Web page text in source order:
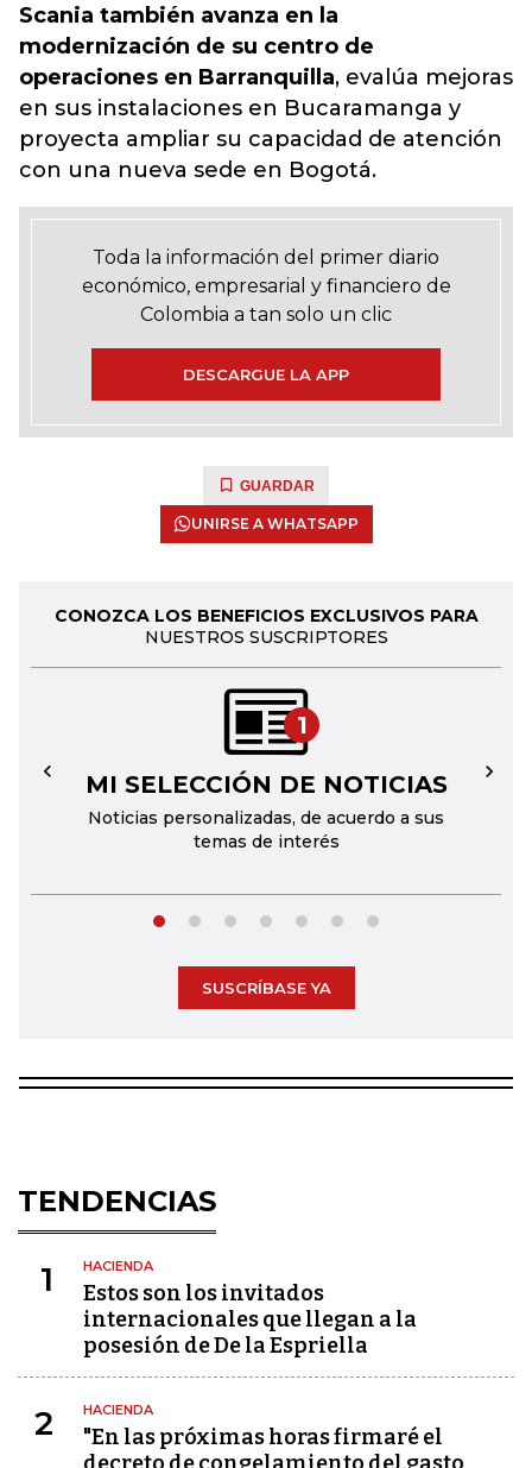
Scania también avanza en la
modernización de su centro de
operaciones en Barranquilla, evalúa mejoras
en sus instalaciones en Bucaramanga y
proyecta ampliar su capacidad de atención
con una nueva sede en Bogotá.
Toda la información del primer diario
económico, empresarial y financiero de
Colombia a tan solo un clic
DESCARGUE LA APP
GUARDAR
UNIRSE A WHATSAPP
CONOZCA LOS BENEFICIOS EXCLUSIVOS PARA
NUESTROS SUSCRIPTORES
1
MI SELECCIÓN DE NOTICIAS
Noticias personalizadas, de acuerdo a sus
temas de interés
← →
SUSCRÍBASE YA
TENDENCIAS
1 HACIENDA
Estos son los invitados
internacionales que llegan a la
posesión de De la Espriella
2 HACIENDA
"En las próximas horas firmaré el